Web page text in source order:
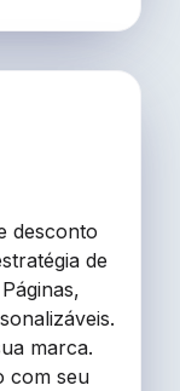
desconto
de
marca.
com seu